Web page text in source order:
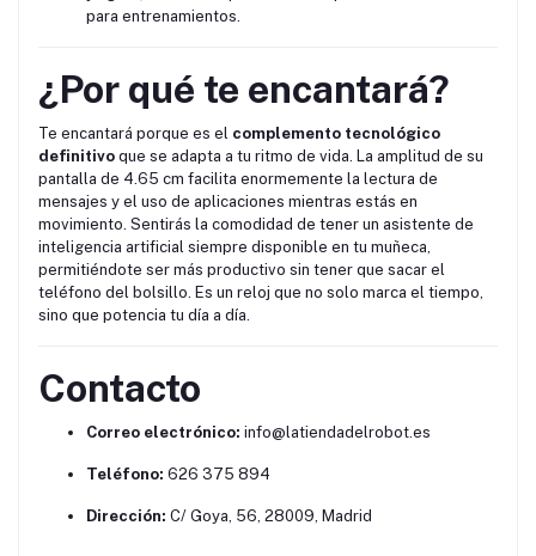
para entrenamientos.
¿Por qué te encantará?
Te encantará porque es el complemento tecnológico
definitivo que se adapta a tu ritmo de vida. La amplitud de su
pantalla de 4.65 cm facilita enormemente la lectura de
mensajes y el uso de aplicaciones mientras estás en
movimiento. Sentirás la comodidad de tener un asistente de
inteligencia artificial siempre disponible en tu muñeca,
permitiéndote ser más productivo sin tener que sacar el
teléfono del bolsillo. Es un reloj que no solo marca el tiempo,
sino que potencia tu día a día.
Contacto
Correo electrónico: info@latiendadelrobot.es
Teléfono: 626 375 894
Dirección: C/ Goya, 56, 28009, Madrid